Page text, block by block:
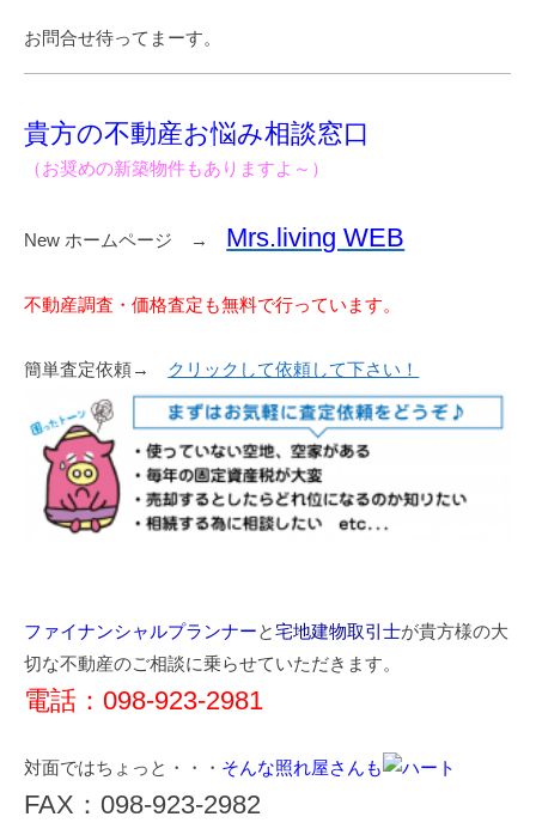
お問合せ待ってまーす。
貴方の不動産お悩み相談窓口
（お奨めの新築物件もありますよ～）
New ホームページ → Mrs.living WEB
不動産調査・価格査定も無料で行っています。
簡単査定依頼→ クリックして依頼して下さい！
ファイナンシャルプランナーと宅地建物取引士が貴方様の大
切な不動産のご相談に乗らせていただきます。
電話：098-923-2981
対面ではちょっと・・・ そんな照れ屋さんも
FAX：098-923-2982